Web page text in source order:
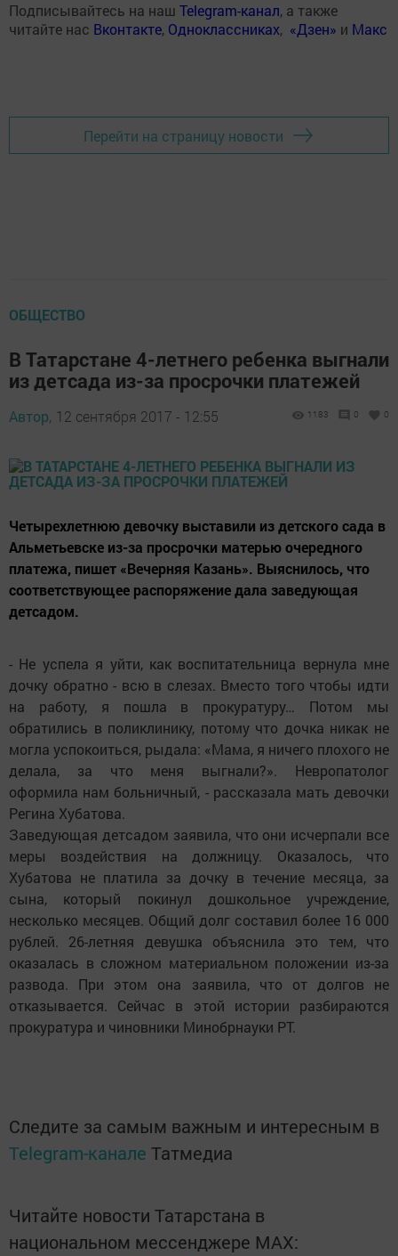
Подписывайтесь на наш Telegram-канал, а также
читайте нас Вконтакте, Одноклассниках, «Дзен» и Макс
Перейти на страницу новости
ОБЩЕСТВО
В Татарстане 4-летнего ребенка выгнали
из детсада из-за просрочки платежей
Автор, 12 сентября 2017 - 12:55 1183 0 0
Четырехлетнюю девочку выставили из детского сада в
Альметьевске из-за просрочки матерью очередного
платежа, пишет «Вечерняя Казань». Выяснилось, что
соответствующее распоряжение дала заведующая
детсадом.
- Не успела я уйти, как воспитательница вернула мне
дочку обратно - всю в слезах. Вместо того чтобы идти
на работу, я пошла в прокуратуру… Потом мы
обратились в поликлинику, потому что дочка никак не
могла успокоиться, рыдала: «Мама, я ничего плохого не
делала, за что меня выгнали?». Невропатолог
оформила нам больничный, - рассказала мать девочки
Регина Хубатова.
Заведующая детсадом заявила, что они исчерпали все
меры воздействия на должницу. Оказалось, что
Хубатова не платила за дочку в течение месяца, за
сына, который покинул дошкольное учреждение,
несколько месяцев. Общий долг составил более 16 000
рублей. 26-летняя девушка объяснила это тем, что
оказалась в сложном материальном положении из-за
развода. При этом она заявила, что от долгов не
отказывается. Сейчас в этой истории разбираются
прокуратура и чиновники Минобрнауки РТ.
Следите за самым важным и интересным в
Telegram-канале Татмедиа
Читайте новости Татарстана в
национальном мессенджере MАХ: